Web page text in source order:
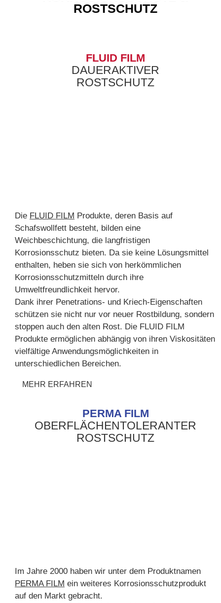
ROSTSCHUTZ
FLUID FILM
DAUERAKTIVER
ROSTSCHUTZ
Die FLUID FILM Produkte, deren Basis auf
Schafswollfett besteht, bilden eine
Weichbeschichtung, die langfristigen
Korrosionsschutz bieten. Da sie keine Lösungsmittel
enthalten, heben sie sich von herkömmlichen
Korrosionsschutzmitteln durch ihre
Umweltfreundlichkeit hervor.
Dank ihrer Penetrations- und Kriech-Eigenschaften
schützen sie nicht nur vor neuer Rostbildung, sondern
stoppen auch den alten Rost. Die FLUID FILM
Produkte ermöglichen abhängig von ihren Viskositäten
vielfältige Anwendungsmöglichkeiten in
unterschiedlichen Bereichen.
MEHR ERFAHREN
PERMA FILM
OBERFLÄCHENTOLERANTER
ROSTSCHUTZ
Im Jahre 2000 haben wir unter dem Produktnamen
PERMA FILM ein weiteres Korrosionsschutzprodukt
auf den Markt gebracht.